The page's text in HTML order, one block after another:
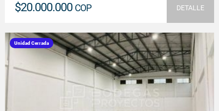
$20.000.000 COP DETALLE
Unidad Cerrada